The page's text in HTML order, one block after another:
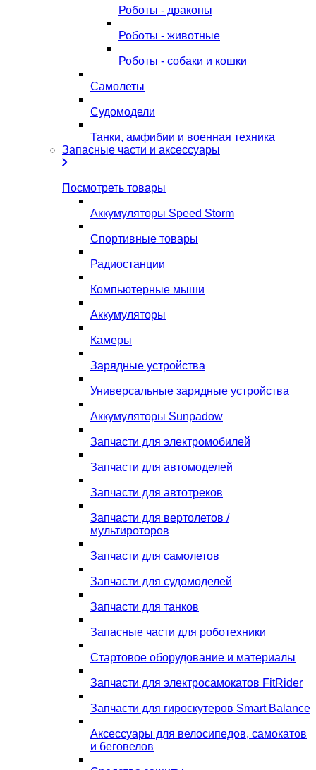
Роботы - драконы
Роботы - животные
Роботы - собаки и кошки
Самолеты
Судомодели
Танки, амфибии и военная техника
Запасные части и аксессуары
Посмотреть товары
Аккумуляторы Speed Storm
Спортивные товары
Радиостанции
Компьютерные мыши
Аккумуляторы
Камеры
Зарядные устройства
Универсальные зарядные устройства
Аккумуляторы Sunpadow
Запчасти для электромобилей
Запчасти для автомоделей
Запчасти для автотреков
Запчасти для вертолетов /
мультироторов
Запчасти для самолетов
Запчасти для судомоделей
Запчасти для танков
Запасные части для роботехники
Стартовое оборудование и материалы
Запчасти для электросамокатов FitRider
Запчасти для гироскутеров Smart Balance
Аксессуары для велосипедов, самокатов
и беговелов